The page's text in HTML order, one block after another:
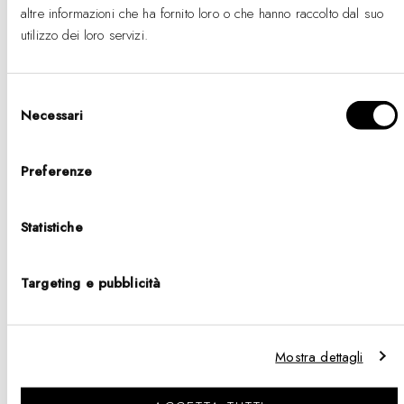
altre informazioni che ha fornito loro o che hanno raccolto dal suo
utilizzo dei loro servizi.
delNecessari
Preferenze
Statistiche
Targeting e pubblicità
Mostra dettagli
listino
%
di
€89
BUY 2 GET 25% OFF
%
di
Rose Gold
%
di